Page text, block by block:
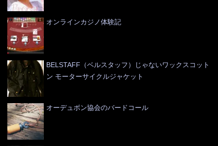
オンラインカジノ体験記
BELSTAFF（ベルスタッフ）じゃないワックスコット
ン モーターサイクルジャケット
オーデュボン協会のバードコール